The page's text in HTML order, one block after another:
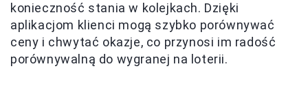
konieczność stania w kolejkach. Dzięki
aplikacjom klienci mogą szybko porównywać
ceny i chwytać okazje, co przynosi im radość
porównywalną do wygranej na loterii.